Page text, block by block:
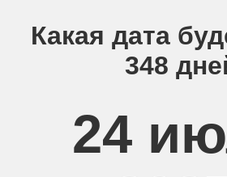
Какая дата
348
24